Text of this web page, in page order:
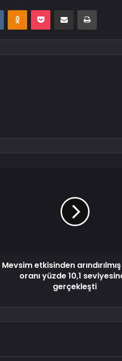
VKontakteOdnoklassniki
Pocket E-Posta ile paylaş Yazdır
Mevsim etkisinden
oranı yüzde 10,1
gerçekleşti